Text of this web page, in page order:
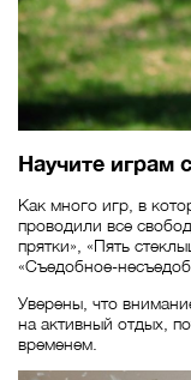
Научите играм
Как много игр, в
проводили все
прятки», «Пять
«Съедобное-
Уверены, что
на активный отдых,
временем.